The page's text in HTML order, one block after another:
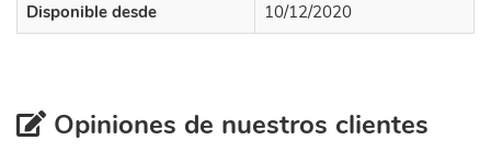
Disponible desde
10/12/2020
Opiniones de nuestros clientes